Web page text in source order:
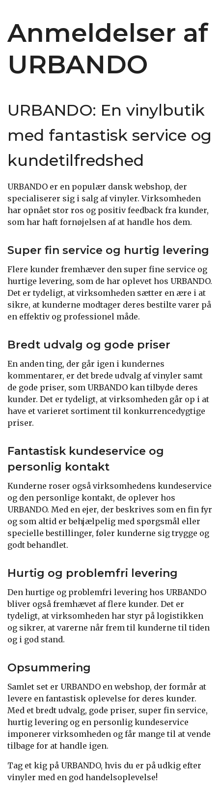
Anmeldelser af
URBANDO
URBANDO: En vinylbutik
med fantastisk service og
kundetilfredshed
URBANDO er en populær dansk webshop, der
specialiserer sig i salg af vinyler. Virksomheden
har opnået stor ros og positiv feedback fra kunder,
som har haft fornøjelsen af at handle hos dem.
Super fin service og hurtig levering
Flere kunder fremhæver den super fine service og
hurtige levering, som de har oplevet hos URBANDO.
Det er tydeligt, at virksomheden sætter en ære i at
sikre, at kunderne modtager deres bestilte varer på
en effektiv og professionel måde.
Bredt udvalg og gode priser
En anden ting, der går igen i kundernes
kommentarer, er det brede udvalg af vinyler samt
de gode priser, som URBANDO kan tilbyde deres
kunder. Det er tydeligt, at virksomheden går op i at
have et varieret sortiment til konkurrencedygtige
priser.
Fantastisk kundeservice og
personlig kontakt
Kunderne roser også virksomhedens kundeservice
og den personlige kontakt, de oplever hos
URBANDO. Med en ejer, der beskrives som en fin fyr
og som altid er behjælpelig med spørgsmål eller
specielle bestillinger, føler kunderne sig trygge og
godt behandlet.
Hurtig og problemfri levering
Den hurtige og problemfri levering hos URBANDO
bliver også fremhævet af flere kunder. Det er
tydeligt, at virksomheden har styr på logistikken
og sikrer, at varerne når frem til kunderne til tiden
og i god stand.
Opsummering
Samlet set er URBANDO en webshop, der formår at
levere en fantastisk oplevelse for deres kunder.
Med et bredt udvalg, gode priser, super fin service,
hurtig levering og en personlig kundeservice
imponerer virksomheden og får mange til at vende
tilbage for at handle igen.
Tag et kig på URBANDO, hvis du er på udkig efter
vinyler med en god handelsoplevelse!